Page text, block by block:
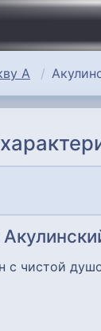
А
с чистой